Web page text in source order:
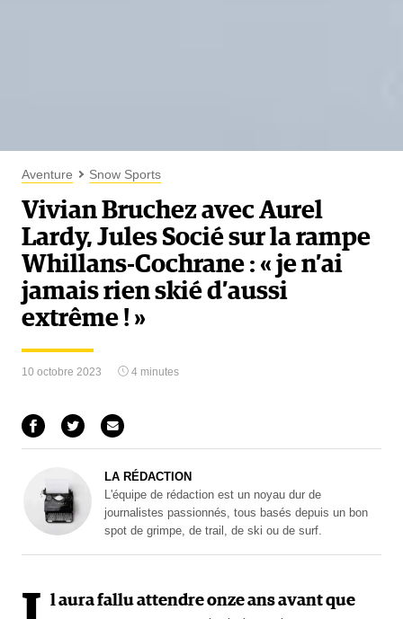
Aventure Snow Sports
Vivian Bruchez avec Aurel
Lardy, Jules Socié sur la rampe
Whillans-Cochrane : « je n’ai
jamais rien skié d’aussi
extrême ! »
10 octobre 2023 4 minutes
LA RÉDACTION
L'équipe de rédaction est un noyau dur de
journalistes passionnés, tous basés depuis un bon
spot de grimpe, de trail, de ski ou de surf.
l aura fallu attendre onze ans avant que